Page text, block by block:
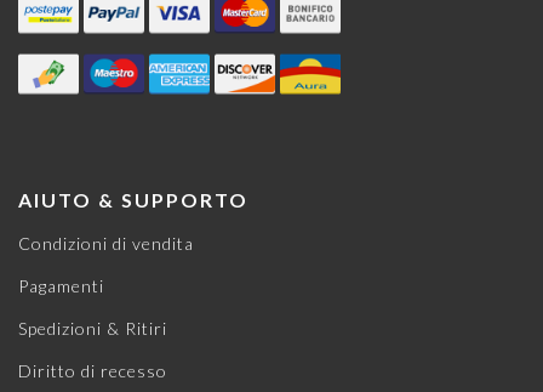
AIUTO & SUPPORTO
Condizioni di vendita
Pagamenti
Spedizioni & Ritiri
Diritto di recesso